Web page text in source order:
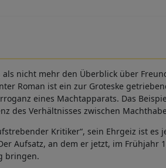
nicht mehr den Überblick über
Roman ist ein zur Groteske
eines Machtapparats. Das
des Verhältnisses zwischen
Kritiker“, sein Ehrgeiz ist es
Aufsatz, an dem er jetzt, im Frühjahr
bringen.